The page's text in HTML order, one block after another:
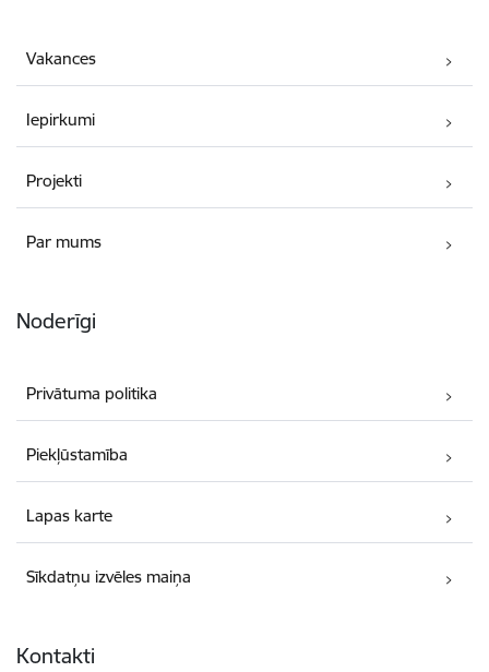
Vakances
Iepirkumi
Projekti
Par mums
Noderīgi
Privātuma politika
Piekļūstamība
Lapas karte
Sīkdatņu izvēles maiņa
Kontakti